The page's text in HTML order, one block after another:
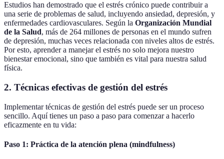
Estudios han demostrado que el estrés crónico puede contribuir a
una serie de problemas de salud, incluyendo ansiedad, depresión, y
enfermedades cardiovasculares. Según la Organización Mundial
de la Salud, más de 264 millones de personas en el mundo sufren
de depresión, muchas veces relacionada con niveles altos de estrés.
Por esto, aprender a manejar el estrés no solo mejora nuestro
bienestar emocional, sino que también es vital para nuestra salud
física.
2. Técnicas efectivas de gestión del estrés
Implementar técnicas de gestión del estrés puede ser un proceso
sencillo. Aquí tienes un paso a paso para comenzar a hacerlo
eficazmente en tu vida:
Paso 1: Práctica de la atención plena (mindfulness)